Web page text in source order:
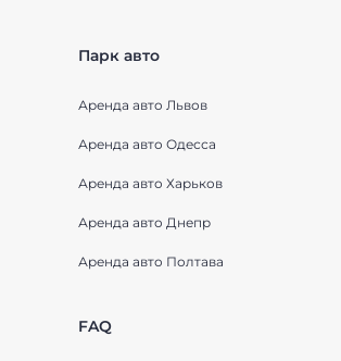
Парк авто
Аренда авто Львов
Аренда авто Одесса
Аренда авто Харьков
Аренда авто Днепр
Аренда авто Полтава
FAQ